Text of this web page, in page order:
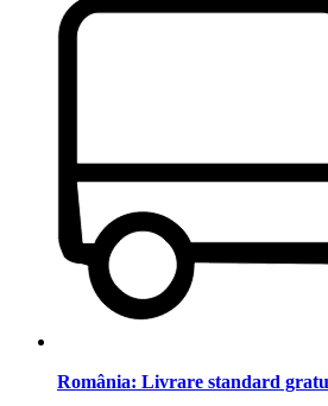
România: Livrare standard